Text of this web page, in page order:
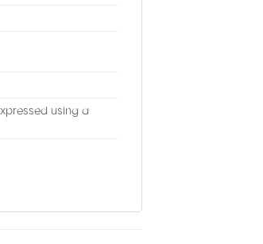
using a